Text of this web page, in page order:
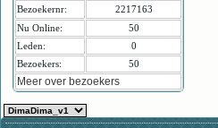
Bezoekernr:
2217163
Nu Online:
50
Leden:
0
Bezoekers:
50
Meer over bezoekers